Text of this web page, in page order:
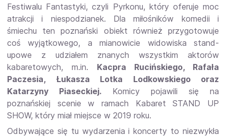
Festiwalu Fantastyki, czyli Pyrkonu, który oferuje moc
atrakcji i niespodzianek. Dla miłośników komedii i
śmiechu ten poznański obiekt również przygotowuje
coś wyjątkowego, a mianowicie widowiska stand-
upowe z udziałem znanych wszystkim aktorów
kabaretowych, m.in. Kacpra Rucińskiego, Rafała
Paczesia, Łukasza Lotka Lodkowskiego oraz
Katarzyny Piaseckiej. Komicy pojawili się na
poznańskiej scenie w ramach Kabaret STAND UP
SHOW, który miał miejsce w 2019 roku.
Odbywające się tu wydarzenia i koncerty to niezwykła